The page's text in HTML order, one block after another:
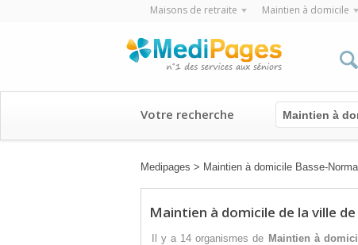
Maisons de retraite Maintien à domicile
Votre recherche Maintien à
Medipages > Maintien à domicile Basse-
Maintien à domicile de la ville de
Il y a 14 organismes de Maintien à